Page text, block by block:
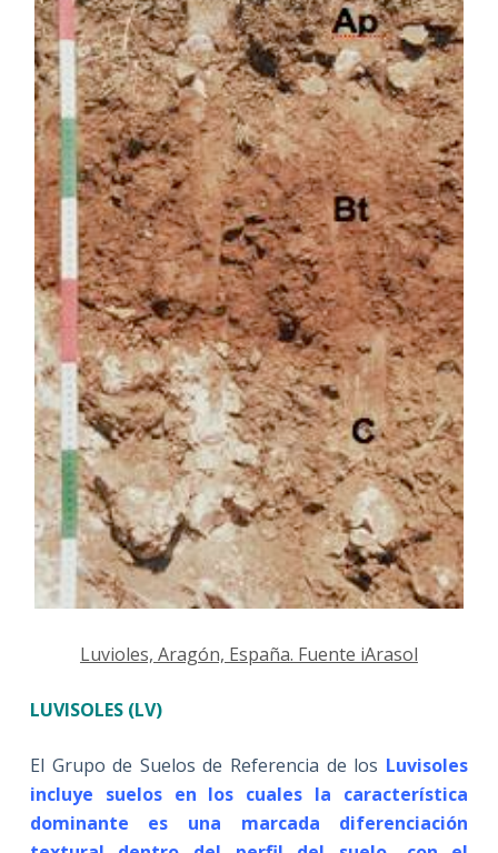
Luvioles, Aragón, España. Fuente iArasol
LUVISOLES (LV)
El Grupo de Suelos de Referencia de los Luvisoles
incluye suelos en los cuales la característica
dominante es una marcada diferenciación